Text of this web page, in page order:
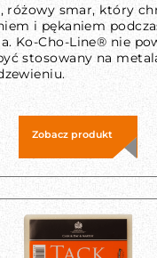
różowy smar, który
i pękaniem
Ko-Cho-Line® nie
stosowany na
Zobacz produkt